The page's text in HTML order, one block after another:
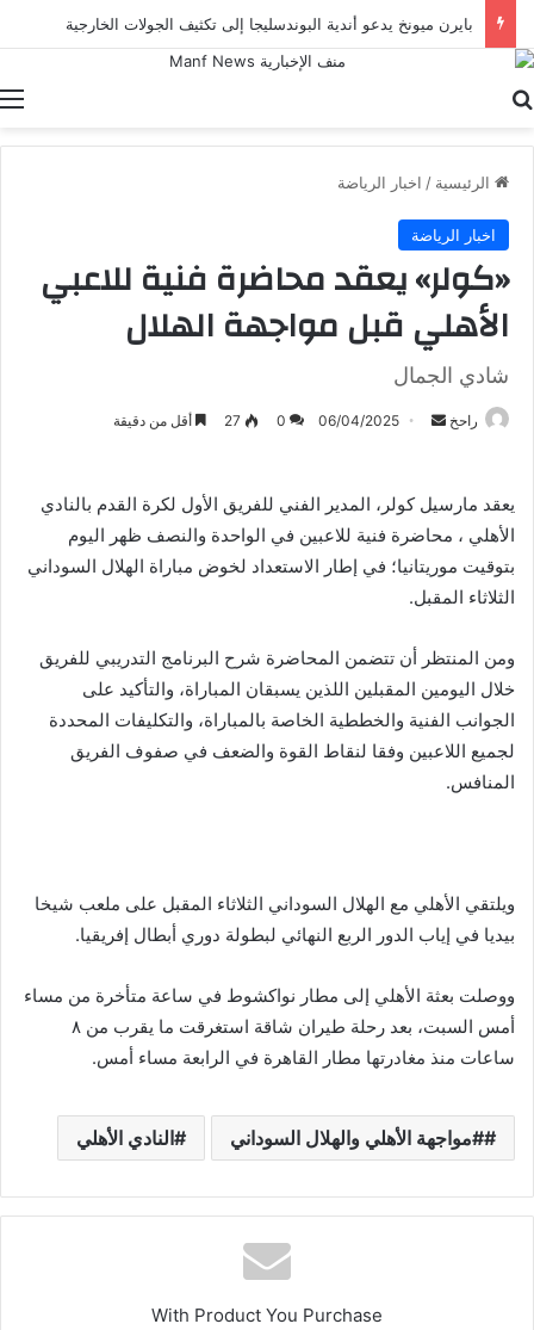
بايرن ميونخ يدعو أندية البوندسليجا إلى تكثيف الجولات الخارجية
الرئيسية / اخبار الرياضة
اخبار الرياضة
«كولر» يعقد محاضرة فنية للاعبي
الأهلي قبل مواجهة الهلال
شادي الجمال
راحخ
أرسل 06/04/2025
0
27 أقل من دقيقة
يعقد مارسيل كولر، المدير الفني للفريق الأول لكرة القدم بالنادي
الأهلي ، محاضرة فنية للاعبين في الواحدة والنصف ظهر اليوم
بتوقيت موريتانيا؛ في إطار الاستعداد لخوض مباراة الهلال السوداني
الثلاثاء المقبل.
ومن المنتظر أن تتضمن المحاضرة شرح البرنامج التدريبي للفريق
خلال اليومين المقبلين اللذين يسبقان المباراة، والتأكيد على
الجوانب الفنية والخططية الخاصة بالمباراة، والتكليفات المحددة
لجميع اللاعبين وفقا لنقاط القوة والضعف في صفوف الفريق
المنافس.
ويلتقي الأهلي مع الهلال السوداني الثلاثاء المقبل على ملعب شيخا
بيديا في إياب الدور الربع النهائي لبطولة دوري أبطال إفريقيا.
ووصلت بعثة الأهلي إلى مطار نواكشوط في ساعة متأخرة من مساء
أمس السبت، بعد رحلة طيران شاقة استغرقت ما يقرب من ٨
ساعات منذ مغادرتها مطار القاهرة في الرابعة مساء أمس.
#مواجهة الأهلي والهلال السوداني النادي الأهلي
With Product You Purchase